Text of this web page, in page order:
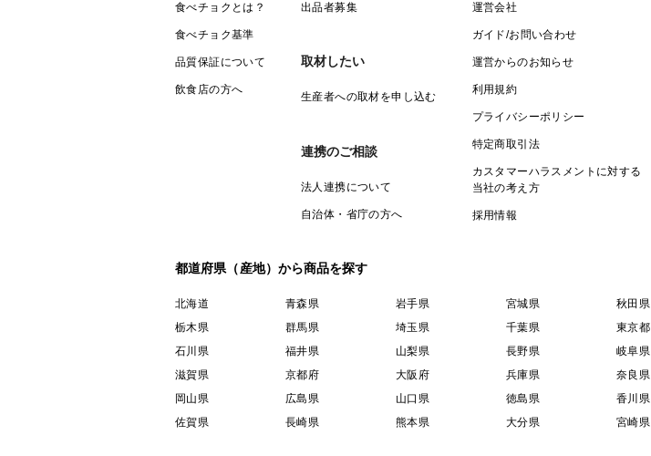
食べチョクとは？
食べチョク基準
品質保証について
飲食店の方へ
出品者募集
取材したい
生産者への取材を申し込む
連携のご相談
法人連携について
自治体・省庁の方へ
運営会社
ガイド/お問い合わせ
運営からのお知らせ
利用規約
プライバシーポリシー
特定商取引法
カスタマーハラスメントに対する
当社の考え方
採用情報
都道府県（産地）から商品を探す
北海道 青森県 岩手県 宮城県 秋田県
栃木県
群馬県 埼玉県 千葉県 東京都
石川県
福井県 山梨県 長野県 岐阜県
滋賀県
京都府 大阪府 兵庫県 奈良県
岡山県
広島県 山口県 徳島県 香川県
佐賀県
長崎県 熊本県 大分県 宮崎県